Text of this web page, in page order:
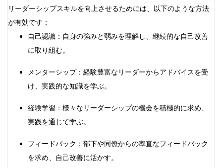
リーダーシップスキルを向上させるためには、以下のような方法
が有効です：
自己認識：自身の強みと弱みを理解し、継続的な自己改善
に取り組む。
メンターシップ：経験豊富なリーダーからアドバイスを受
け、実践的な知識を学ぶ。
経験学習：様々なリーダーシップの機会を積極的に求め、
実践を通じて学ぶ。
フィードバック：部下や同僚からの率直なフィードバック
を求め、自己改善に活かす。